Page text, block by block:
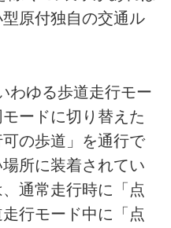
原付独自の交通ル
わゆる歩道走行モー
ードに切り替えた
の歩道」を通行で
所に装着されてい
通常走行時に「点
行モード中に「点